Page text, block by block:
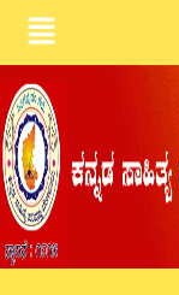
Skip
content
Menu